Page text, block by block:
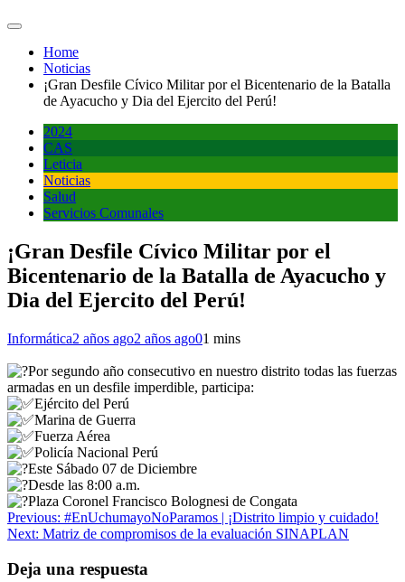
Home
Noticias
¡Gran Desfile Cívico Militar por el Bicentenario de la Batalla
de Ayacucho y Dia del Ejercito del Perú!
2024
CAS
Leticia
Noticias
Salud
Servicios Comunales
¡Gran Desfile Cívico Militar por el
Bicentenario de la Batalla de Ayacucho y
Dia del Ejercito del Perú!
Informática2 años ago2 años ago01 mins
Por segundo año consecutivo en nuestro distrito todas las fuerzas
armadas en un desfile imperdible, participa:
Ejército del Perú
Marina de Guerra
Fuerza Aérea
Policía Nacional Perú
Este Sábado 07 de Diciembre
Desde las 8:00 a.m.
Plaza Coronel Francisco Bolognesi de Congata
Navegación
de
entradas
Previous: #EnUchumayoNoParamos | ¡Distrito limpio y cuidado!
Next: Matriz de compromisos de la evaluación SINAPLAN
Deja una respuesta